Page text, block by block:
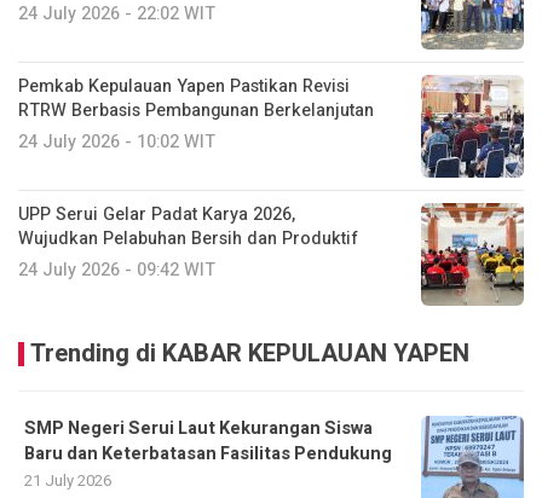
24 July 2026 - 22:02 WIT
Pemkab Kepulauan Yapen Pastikan Revisi
RTRW Berbasis Pembangunan Berkelanjutan
24 July 2026 - 10:02 WIT
UPP Serui Gelar Padat Karya 2026,
Wujudkan Pelabuhan Bersih dan Produktif
24 July 2026 - 09:42 WIT
Trending di KABAR KEPULAUAN YAPEN
SMP Negeri Serui Laut Kekurangan Siswa
Baru dan Keterbatasan Fasilitas Pendukung
21 July 2026